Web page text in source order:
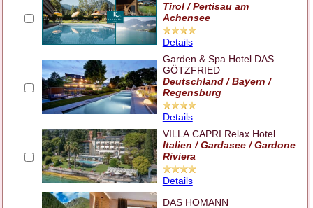
Tirol / Pertisau am
Achensee
Details
Garden & Spa Hotel DAS
GÖTZFRIED
Deutschland / Bayern /
Regensburg
Details
VILLA CAPRI Relax Hotel
Italien / Gardasee / Gardone
Riviera
Details
DAS HOMANN